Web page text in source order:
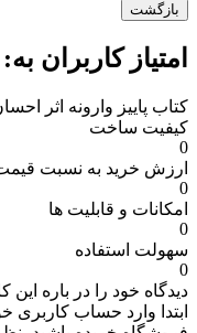
بازگشت
امتیاز کاربران به:
کتاب پاییز وارونه اثر
کیفیت ساخت
0
ارزش خرید به نسبت
0
امکانات و قابلیت ها
0
سهولت استفاده
0
دیدگاه خود را در باره این
ابتدا وارد حساب کاربری